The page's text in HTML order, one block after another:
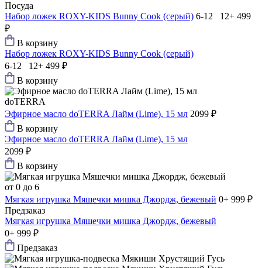
Посуда
Набор ложек ROXY-KIDS Bunny Сook (серый) 6-12 12+ 499
₽
В корзину
Набор ложек ROXY-KIDS Bunny Сook (серый)
6-12 12+ 499 ₽
В корзину
doTERRA
Эфирное масло doTERRA Лайм (Lime), 15 мл 2099 ₽
В корзину
Эфирное масло doTERRA Лайм (Lime), 15 мл
2099 ₽
В корзину
от 0 до 6
Мягкая игрушка Мяшечки мишка Джордж, бежевый 0+ 999 ₽
Предзаказ
Мягкая игрушка Мяшечки мишка Джордж, бежевый
0+ 999 ₽
Предзаказ